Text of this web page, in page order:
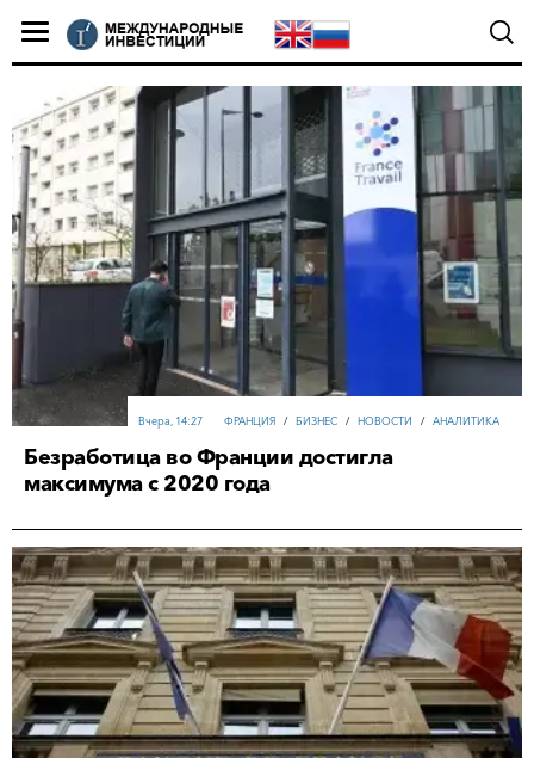
ФРАНЦИЯ / БИЗНЕС / НОВОСТИ / АНАЛИТИКА
Вчера, 14:27
Безработица во Франции достигла
максимума с 2020 года